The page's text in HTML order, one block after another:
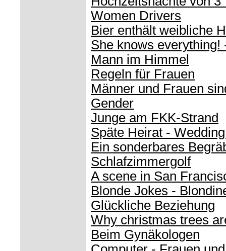
Women Drivers
Bier enthält weibliche
She knows everything!
Mann im Himmel
Regeln für Frauen
Männer und Frauen
Gender
Junge am FKK-Strand
Späte Heirat -
Ein sonderbares
Schlafzimmergolf
A scene in San
Blonde Jokes -
Glückliche Beziehung
Why christmas trees
Beim Gynäkologen